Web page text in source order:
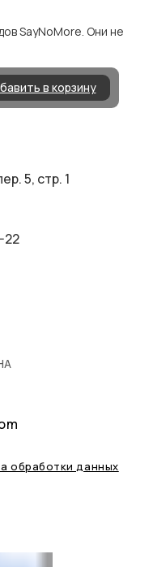
SayNoMore. Они не
в корзину
обработки данных
5, стр. 1
22